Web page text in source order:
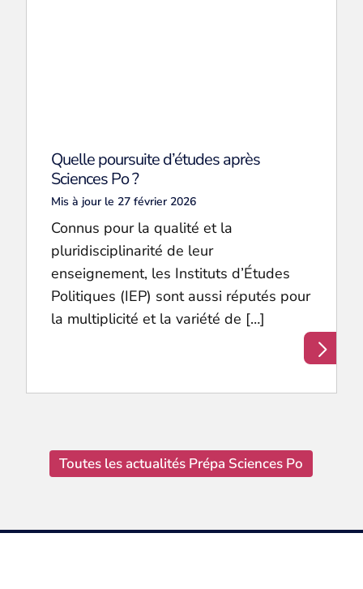
Quelle poursuite d’études après
Sciences Po ?
Mis à jour le 27 février 2026
Connus pour la qualité et la
pluridisciplinarité de leur
enseignement, les Instituts d’Études
Politiques (IEP) sont aussi réputés pour
la multiplicité et la variété de […]
Toutes les actualités Prépa Sciences Po